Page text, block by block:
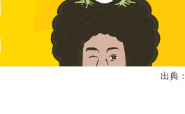
出典：